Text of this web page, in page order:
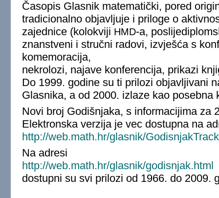
Časopis Glasnik matematički, pored
tradicionalno objavljuje i priloge o
zajednice (kolokviji HMD-a,
znanstveni i stručni radovi, izvješća s
komemoracija,
nekrolozi, najave konferencija, prikazi
Do 1999. godine su ti prilozi objavljivani
Glasnika, a od 2000. izlaze kao posebna
Novi broj Godišnjaka, s informacijima za
Elektronska verzija je vec dostupna na
http://web.math.hr/glasnik/
Na adresi
http://web.math.hr/glasnik/godisnjak.html
dostupni su svi prilozi od 1966. do 2009.